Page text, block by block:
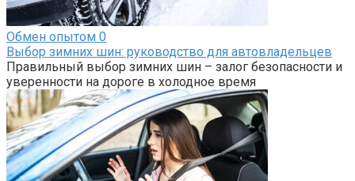
Обмен опытом 0
Выбор зимних шин: руководство для автовладельцев
Правильный выбор зимних шин – залог безопасности и
уверенности на дороге в холодное время